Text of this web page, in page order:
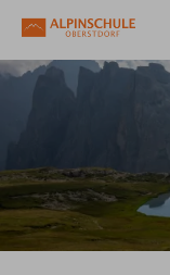
Sommer
Winter